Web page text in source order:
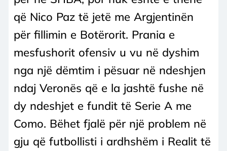
që Nico Paz të jetë me Argjentinën
për fillimin e Botërorit. Prania e
mesfushorit ofensiv u vu në dyshim
nga një dëmtim i pësuar në ndeshjen
ndaj Veronës që e la jashtë fushe në
dy ndeshjet e fundit të Serie A me
Como. Bëhet fjalë për një problem në
gju që futbollisti i ardhshëm i Realit të